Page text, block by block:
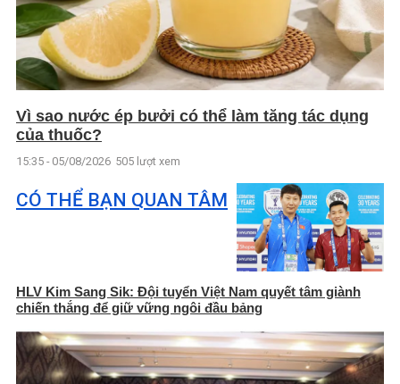
Vì sao nước ép bưởi có thể làm tăng tác dụng
của thuốc?
15:35 - 05/08/2026 505 lượt xem
CÓ THỂ BẠN QUAN TÂM
HLV Kim Sang Sik: Đội tuyển Việt Nam quyết tâm giành
chiến thắng để giữ vững ngôi đầu bảng